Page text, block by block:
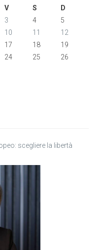
V S
D
3 4
5
10 11
12
17 18
19
24 25
26
scegliere la libertà